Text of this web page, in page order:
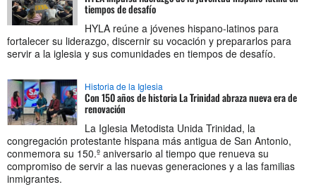
tiempos de desafío
HYLA reúne a jóvenes hispano-latinos para
fortalecer su liderazgo, discernir su vocación y prepararlos para
servir a la iglesia y sus comunidades en tiempos de desafío.
Historia de la Iglesia
Con 150 años de historia La Trinidad abraza nueva era de
renovación
La Iglesia Metodista Unida Trinidad, la
congregación protestante hispana más antigua de San Antonio,
conmemora su 150.º aniversario al tiempo que renueva su
compromiso de servir a las nuevas generaciones y a las familias
inmigrantes.